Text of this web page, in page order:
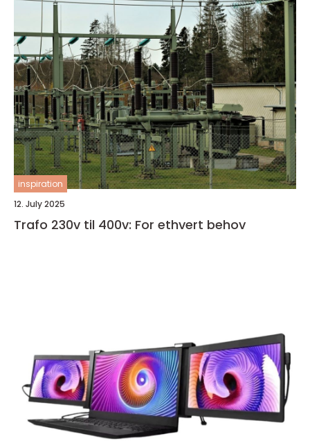
inspiration
12. July 2025
Trafo 230v til 400v: For ethvert behov